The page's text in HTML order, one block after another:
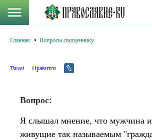
Главная Вопросы священнику
Tweet Нравится
Вопрос:
Я слышал мнение, что мужчина
живущие так называемым